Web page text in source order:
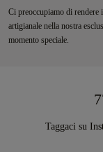
Ci preoccupiamo di
artigianale nella nostra
momento speciale.
Taggaci su